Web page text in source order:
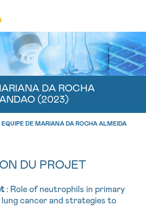
DA ROCHA
(2023)
EQUIPE DE MARIANA DA ROCHA ALMEIDA
DU PROJET
: Role of neutrophils in primary
lung cancer and strategies to
VOUS N’ÊTES PAS
pour répondre à toutes vos questions
de contact
aucun diagnostic
Question Coordonnées